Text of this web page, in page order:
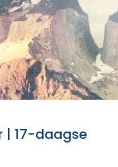
| 17-daagse